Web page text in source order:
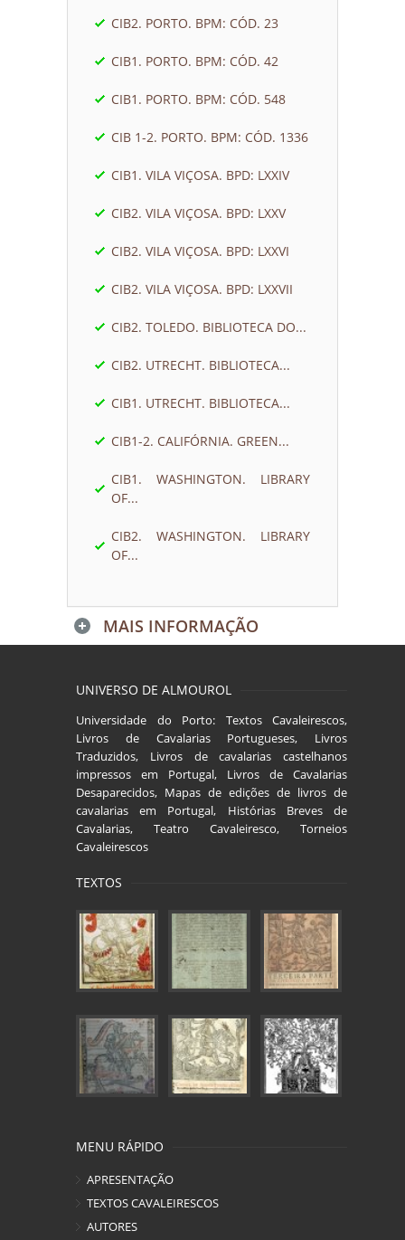
CIB2. PORTO. BPM: CÓD. 23
CIB1. PORTO. BPM: CÓD. 42
CIB1. PORTO. BPM: CÓD. 548
CIB 1-2. PORTO. BPM: CÓD. 1336
CIB1. VILA VIÇOSA. BPD: LXXIV
CIB2. VILA VIÇOSA. BPD: LXXV
CIB2. VILA VIÇOSA. BPD: LXXVI
CIB2. VILA VIÇOSA. BPD: LXXVII
CIB2. TOLEDO. BIBLIOTECA DO...
CIB2. UTRECHT. BIBLIOTECA...
CIB1. UTRECHT. BIBLIOTECA...
CIB1-2. CALIFÓRNIA. GREEN...
CIB1. WASHINGTON. LIBRARY
OF...
CIB2. WASHINGTON. LIBRARY
OF...
MAIS INFORMAÇÃO
UNIVERSO DE ALMOUROL
Universidade do Porto: Textos Cavaleirescos,
Livros de Cavalarias Portugueses, Livros
Traduzidos, Livros de cavalarias castelhanos
impressos em Portugal, Livros de Cavalarias
Desaparecidos, Mapas de edições de livros de
cavalarias em Portugal, Histórias Breves de
Cavalarias, Teatro Cavaleiresco, Torneios
Cavaleirescos
TEXTOS
MENU RÁPIDO
APRESENTAÇÃO
TEXTOS CAVALEIRESCOS
AUTORES